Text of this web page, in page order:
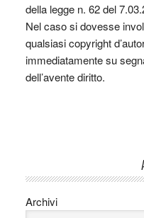
della legge n. 62 del
Nel caso si dovesse
qualsiasi copyright
immediatamente su
dell’avente diritto.
Archivi